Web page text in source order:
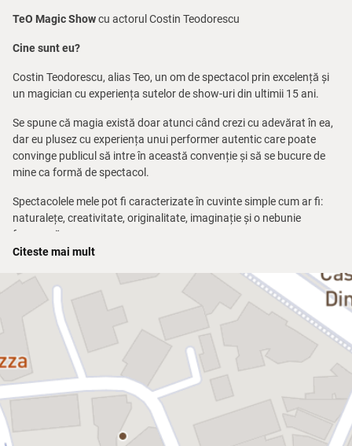
TeO Magic Showcu actorul Costin Teodorescu
Cine sunt eu?
Costin Teodorescu, alias Teo, un om de spectacol prin excelență și
un magician cu experiența sutelor de show-uri din ultimii 15 ani.
Se spune că magia există doar atunci când crezi cu adevărat în ea,
dar eu plusez cu experiența unui performer autentic care poate
convinge publicul să intre în această convenție și să se bucure de
mine ca formă de spectacol.
Spectacolele mele pot fi caracterizate în cuvinte simple cum ar fi:
naturalețe, creativitate, originalitate, imaginație și o nebunie
frumoasă.
magice, trucurile cu cărți, aparițiile și disparițiile de obiecte, îmi plac
râsetele, zâmbetele, îmi plac oamenii, iar ceea ce mă face cel mai
fericit este ceea ce iubesc să fac!
TeO Magic Show cu Magicianul TeO
Este un show de magie dedicat celor mici, care participă activ la
spectacol, având senzația că ei reușesc, de fapt, să facă trucurile
magice, nefiind doar un show demonstrativ de magie. Spectacolul
este atent construit pentru copii, astfel încât să se distreze prin
amuzament și părinții acestora.
Citeste mai mult